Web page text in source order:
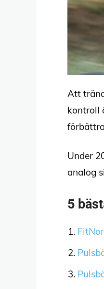
Att
kontroll
Under
analog
5